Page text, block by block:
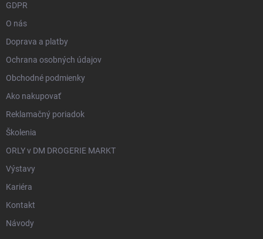
GDPR
O nás
Doprava a platby
Ochrana osobných údajov
Obchodné podmienky
Ako nakupovať
Reklamačný poriadok
Školenia
ORLY v DM DROGERIE MARKT
Výstavy
Kariéra
Kontakt
Návody